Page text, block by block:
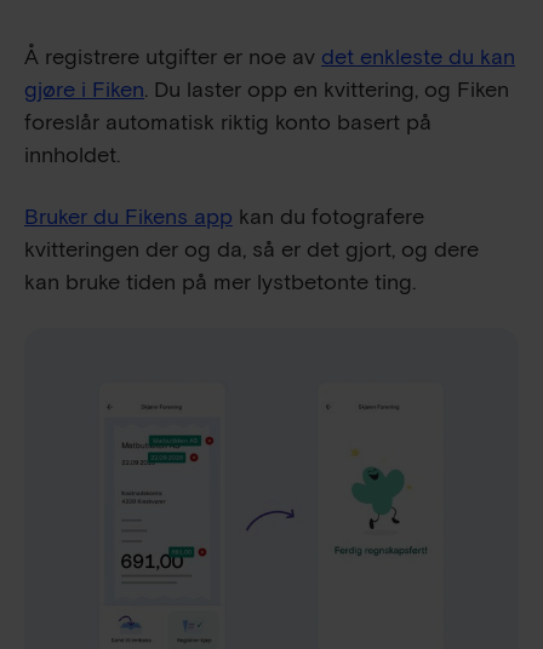
Å registrere utgifter er noe av det enkleste du kan
gjøre i Fiken. Du laster opp en kvittering, og Fiken
foreslår automatisk riktig konto basert på
innholdet.
Bruker du Fikens app kan du fotografere
kvitteringen der og da, så er det gjort, og dere
kan bruke tiden på mer lystbetonte ting.